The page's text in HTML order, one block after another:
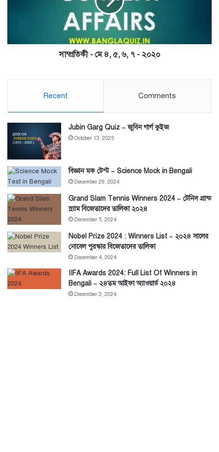
২০২০
সাম্প্রতিকী - মে ৪, ৫, ৬, ৭ - ২০২০
Recent Comments
Jubin Garg Quiz – জুবিন গার্গ কুইজ
October 13, 2025
বিজ্ঞান মক টেস্ট – Science Mock in Bengali
December 29, 2024
Grand Slam Tennis Winners 2024 – টেনিস গ্রান্ড
স্ল্যাম বিজেতাদের তালিকা ২০২৪
December 5, 2024
Nobel Prize 2024 : Winners List – ২০২৪ সালের
নোবেল পুরস্কার বিজেতাদের তালিকা
December 4, 2024
IIFA Awards 2024: Full List Of Winners in
Bengali – ২৪তম আইফা অ্যাওয়ার্ড ২০২৪
December 3, 2024